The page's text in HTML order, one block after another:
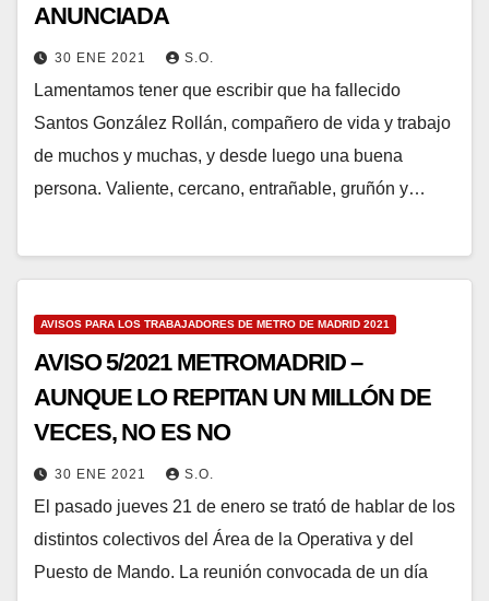
ANUNCIADA
30 ENE 2021 S.O.
Lamentamos tener que escribir que ha fallecido
Santos González Rollán, compañero de vida y trabajo
de muchos y muchas, y desde luego una buena
persona. Valiente, cercano, entrañable, gruñón y…
AVISOS PARA LOS TRABAJADORES DE METRO DE MADRID 2021
AVISO 5/2021 METROMADRID –
AUNQUE LO REPITAN UN MILLÓN DE
VECES, NO ES NO
30 ENE 2021 S.O.
El pasado jueves 21 de enero se trató de hablar de los
distintos colectivos del Área de la Operativa y del
Puesto de Mando. La reunión convocada de un día